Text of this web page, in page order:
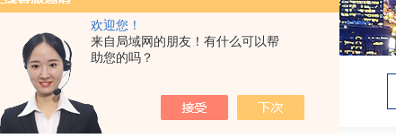
欢迎您！
来自局域网的朋友！有什么可以帮
助您的吗？